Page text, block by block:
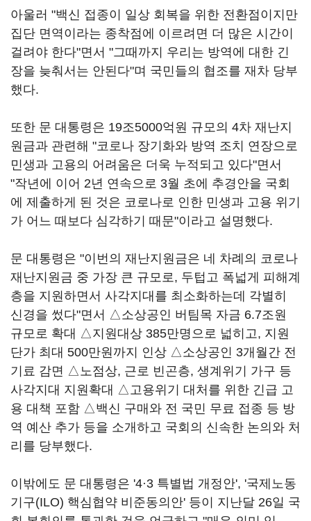
아울러 "백신 접종이 일상 회복을 위한 전환점이지만
집단 면역이라는 종착점에 이르려면 더 많은 시간이
걸려야 한다"면서 "그때까지 우리는 방역에 대한 긴
장을 늦춰서는 안된다"며 국민들의 협조를 재차 당부
했다.
또한 문 대통령은 19조5000억원 규모의 4차 재난지
원금과 관련해 "코로나 장기화와 방역 조치 연장으로
민생과 고용의 어려움은 더욱 누적되고 있다"면서
"작년에 이어 2년 연속으로 3월 초에 추경안을 국회
에 제출하게 된 것은 코로나로 인한 민생과 고용 위기
가 어느 때보다 심각하기 때문"이라고 설명했다.
문 대통령은 "이번의 재난지원금은 네 차례의 코로나
재난지원금 중 가장 큰 규모로, 두텁고 폭넓게 피해계
층을 지원하면서 사각지대를 최소화하는데 각별히
신경을 썼다"면서 △소상공인 버팀목 자금 6.7조원
규모로 확대 △지원대상 385만명으로 넓히고, 지원
단가 최대 500만원까지 인상 △소상공인 3개월간 전
기료 감면 △노점상, 근로 빈곤층, 생계위기 가구 등
사각지대 지원확대 △고용위기 대처를 위한 긴급 고
용 대책 포함 △백신 구매와 전 국민 무료 접종 등 방
역 예산 추가 등을 소개하고 국회의 신속한 논의와 처
리를 당부했다.
이밖에도 문 대통령은 '4·3 특별법 개정안', '국제노동
기구(ILO) 핵심협약 비준동의안' 등이 지난달 26일 국